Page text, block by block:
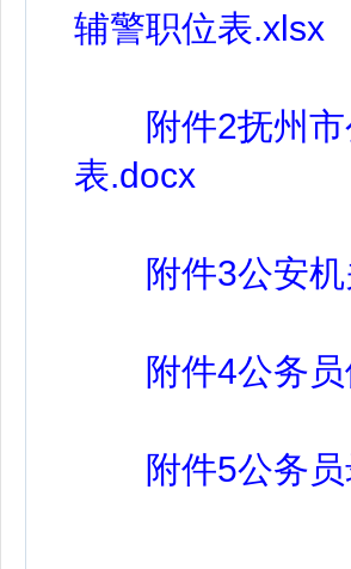
辅警职位表.xlsx
附件2抚州市
表.docx
附件3公安机
附件4公务员
附件5公务员